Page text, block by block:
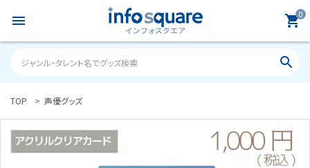
menu 0
shopping_cart
search
ACCOUNT MENU
TOP 声優グッズ